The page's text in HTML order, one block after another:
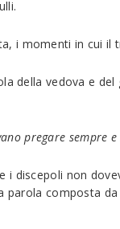
i momenti in cui
della vedova e
pregare sempre e
i discepoli non
composta